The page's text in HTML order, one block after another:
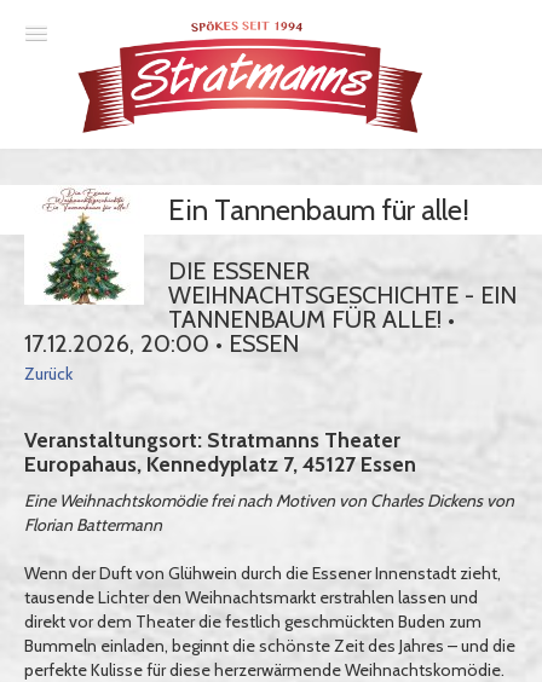
Essener Ehrendoktor
Unsere Komödien
Gastspiele
Gutscheine
Anmelden
Ein Tannenbaum für alle!
DIE ESSENER
WEIHNACHTSGESCHICHTE - EIN
TANNENBAUM FÜR ALLE! •
17.12.2026, 20:00 • ESSEN
Zurück
Veranstaltungsort: Stratmanns Theater
Europahaus, Kennedyplatz 7, 45127 Essen
Eine Weihnachtskomödie frei nach Motiven von Charles Dickens von
Florian Battermann
Wenn der Duft von Glühwein durch die Essener Innenstadt zieht,
tausende Lichter den Weihnachtsmarkt erstrahlen lassen und
direkt vor dem Theater die festlich geschmückten Buden zum
Bummeln einladen, beginnt die schönste Zeit des Jahres – und die
perfekte Kulisse für diese herzerwärmende Weihnachtskomödie.